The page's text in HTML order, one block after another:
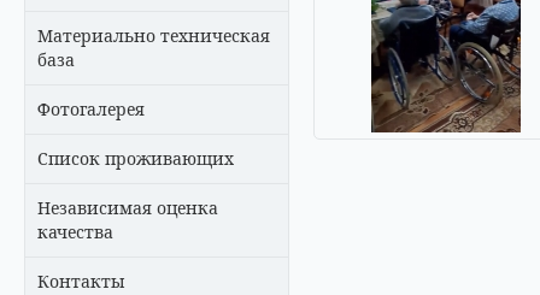
Материально техническая
база
Фотогалерея
Список проживающих
Независимая оценка
качества
Контакты